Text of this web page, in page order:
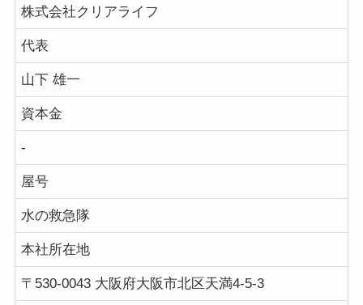
株式会社クリアライフ
代表
山下 雄一
資本金
-
屋号
水の救急隊
本社所在地
〒530-0043 大阪府大阪市北区天満4-5-3